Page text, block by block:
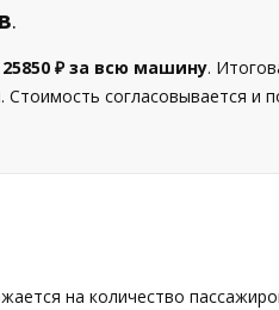
.
25850 ₽ за всю машину.
Стоимость согласовывается и
на количество